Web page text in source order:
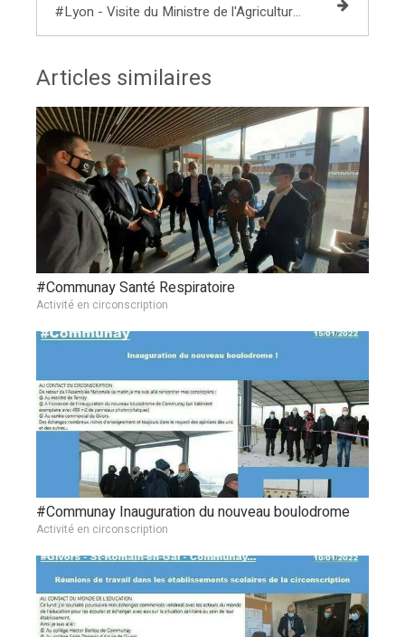
#Lyon - Visite du Ministre de l'Agriculture et de l'Alimentation
Articles similaires
#Communay Santé Respiratoire
Activité en circonscription
#Communay Inauguration du nouveau boulodrome
Activité en circonscription